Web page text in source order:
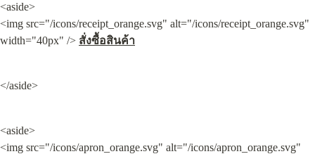
<aside>
<img src="/icons/receipt_orange.svg" alt="/icons/receipt_orange.svg"
width="40px" /> สั่งซื้อสินค้า
</aside>
<aside>
<img src="/icons/apron_orange.svg" alt="/icons/apron_orange.svg"